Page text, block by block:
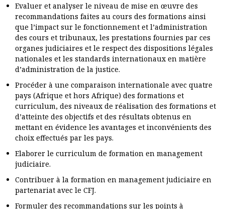
Evaluer et analyser le niveau de mise en œuvre des
recommandations faites au cours des formations ainsi
que l’impact sur le fonctionnement et l’administration
des cours et tribunaux, les prestations fournies par ces
organes judiciaires et le respect des dispositions légales
nationales et les standards internationaux en matière
d’administration de la justice.
Procéder à une comparaison internationale avec quatre
pays (Afrique et hors Afrique) des formations et
curriculum, des niveaux de réalisation des formations et
d’atteinte des objectifs et des résultats obtenus en
mettant en évidence les avantages et inconvénients des
choix effectués par les pays.
Elaborer le curriculum de formation en management
judiciaire.
Contribuer à la formation en management judiciaire en
partenariat avec le CFJ.
Formuler des recommandations sur les points à